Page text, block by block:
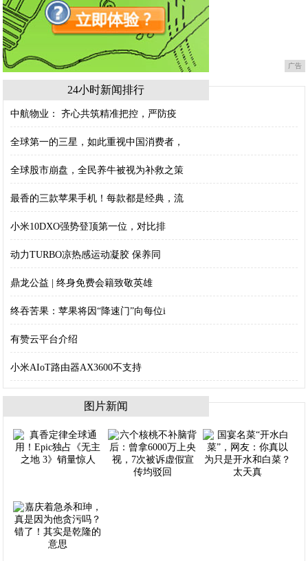
广告
24小时新闻排行
中航物业： 齐心共筑精准把控，严防疫
全球第一的三星，如此重视中国消费者，
全球股市崩盘，全民养牛被视为补救之策
最香的三款苹果手机！每款都是经典，流
小米10DXO强势登顶第一位，对比排
动力TURBO凉热感运动凝胶 保养同
鼎龙公益 | 终身免费会籍致敬英雄
终吞苦果：苹果将因“降速门”向每位i
有赞云平台介绍
小米AIoT路由器AX3600不支持
图片新闻